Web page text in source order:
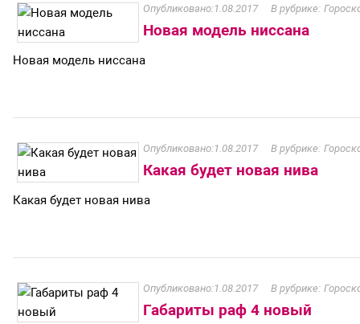
1.08.2017
Новая модель ниссана
Новая модель ниссана
1.08.2017
Какая будет новая нива
Какая будет новая нива
1.08.2017
Габариты раф 4 новый